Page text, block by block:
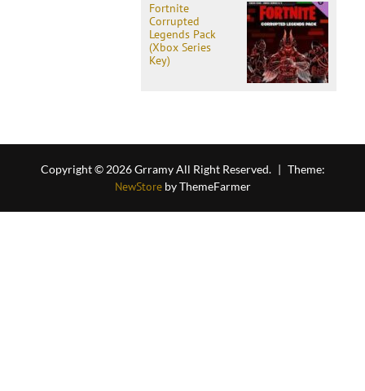
Fortnite
Corrupted
Legends Pack
(Xbox Series
Key)
Copyright © 2026 Grramy All Right Reserved. | Theme:
NewStoreby ThemeFarmer